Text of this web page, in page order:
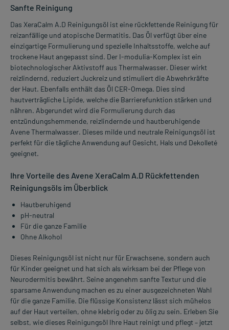
Sanfte Reinigung
Das XeraCalm A.D Reinigungsöl ist eine rückfettende Reinigung für
reizanfällige und atopische Dermatitis. Das Öl verfügt über eine
einzigartige Formulierung und spezielle Inhaltsstoffe, welche auf
trockene Haut angepasst sind. Der I-modulia-Komplex ist ein
biotechnologischer Aktivstoff aus Thermalwasser. Dieser wirkt
reizlindernd, reduziert Juckreiz und stimuliert die Abwehrkräfte
der Haut. Ebenfalls enthält das Öl CER-Omega. Dies sind
hautverträgliche Lipide, welche die Barrierefunktion stärken und
nähren. Abgerundet wird die Formulierung durch das
entzündungshemmende, reizlindernde und hautberuhigende
Avene Thermalwasser. Dieses milde und neutrale Reinigungsöl ist
perfekt für die tägliche Anwendung auf Gesicht, Hals und Dekolleté
geeignet.
Ihre Vorteile des Avene XeraCalm A.D Rückfettenden
Reinigungsöls im Überblick
Hautberuhigend
pH-neutral
Für die ganze Familie
Ohne Alkohol
Dieses Reinigungsöl ist nicht nur für Erwachsene, sondern auch
für Kinder geeignet und hat sich als wirksam bei der Pflege von
Neurodermitis bewährt. Seine angenehm sanfte Textur und die
sparsame Anwendung machen es zu einer ausgezeichneten Wahl
für die ganze Familie. Die flüssige Konsistenz lässt sich mühelos
auf der Haut verteilen, ohne klebrig oder zu ölig zu sein. Erleben Sie
selbst, wie dieses Reinigungsöl Ihre Haut reinigt und pflegt – jetzt